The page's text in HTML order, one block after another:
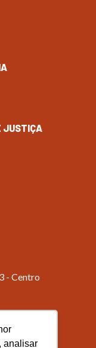
analisar
JUSTIÇA
- Centro